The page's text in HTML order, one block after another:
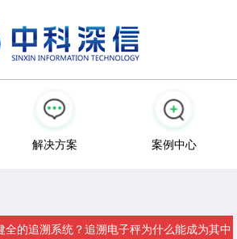
解决方案 案例中心
全的追溯系统？追溯电子秤为什么能成为其中